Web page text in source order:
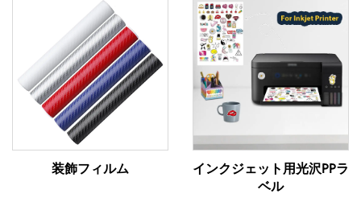
装飾フィルム
インクジェット用光沢PPラ
ベル